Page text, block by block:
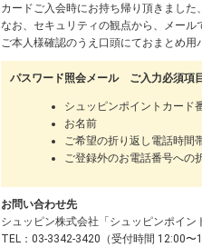
カードご入会時にお持ち帰り頂きました
なお、セキュリティの観点から、メール
ご本人様確認のうえ口頭にておまとめ用
パスワード照会メール ご入力必須項目
シュッピンポイントカード
お名前
ご希望の折り返し電話時間
ご登録外のお電話番号への
お問い合わせ先
シュッピン株式会社「シュッピンポイン
TEL：03-3342-3420（受付時間 12:00